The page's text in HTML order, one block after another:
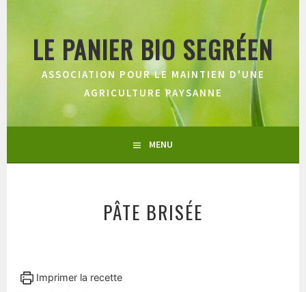
contenu
principalLE PANIER BIO SEGRÉEN
ASSOCIATION POUR LE MAINTIEN D'UNE
AGRICULTURE PAYSANNE
MENU
PÂTE BRISÉE
Imprimer la recette